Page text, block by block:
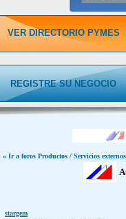
VER DIRECTORIO PYMES
REGISTRE SU NEGOCIO
« Ir a foros Productos / Servicios externos
stargem